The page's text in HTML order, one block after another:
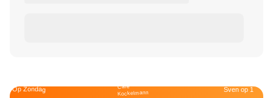
Op Zondag Café
Kockelmann Sven op 1